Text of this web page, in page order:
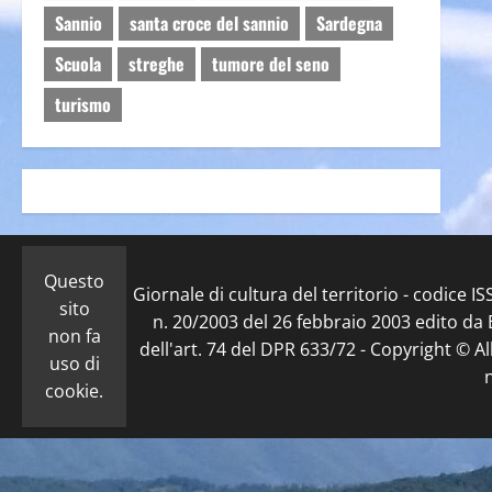
Sannio
santa croce del sannio
Sardegna
Scuola
streghe
tumore del seno
turismo
Questo
sito
non fa
uso di
cookie.
Giornale di cultura del territorio - codice
n. 20/2003 del 26 febbraio 2003 edito da
dell'art. 74 del DPR 633/72 - Copyright ©